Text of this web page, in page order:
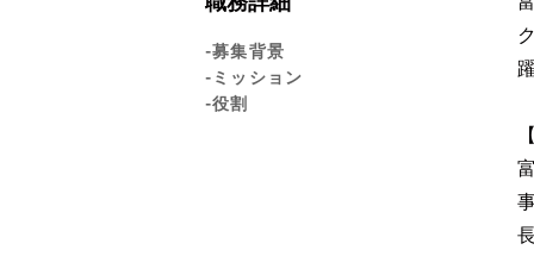
-募集背景
-ミッション
-役割